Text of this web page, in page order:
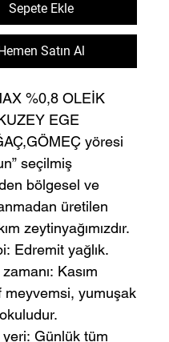
Sepete Ekle
Hemen Satın Al
%0,8 OLEİK
EGE
yöresi
seçilmiş
bölgesel ve
üretilen
zeytinyağımızdır.
Edremit yağlık.
Kasım
meyvemsi, yumuşak
yeri: Günlük tüm